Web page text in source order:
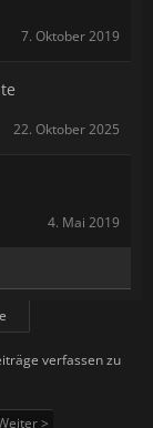
7. Oktober 2019
22. Oktober 2025
4. Mai 2019
verfassen zu
>